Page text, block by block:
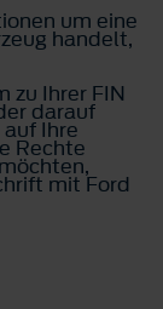
um eine
handelt,
zu Ihrer FIN
darauf
Ihre
Rechte
mit Ford